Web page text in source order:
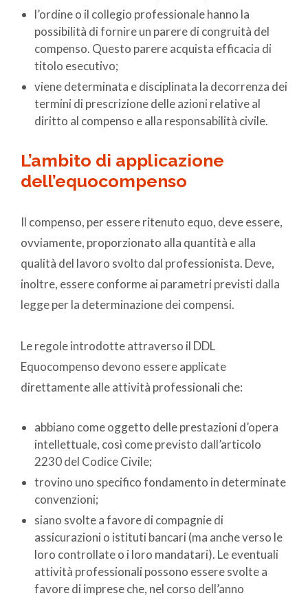
l’ordine o il collegio professionale hanno la
possibilità di fornire un parere di congruità del
compenso. Questo parere acquista efficacia di
titolo esecutivo;
viene determinata e disciplinata la decorrenza dei
termini di prescrizione delle azioni relative al
diritto al compenso e alla responsabilità civile.
L’ambito di applicazione
dell’equocompenso
Il compenso, per essere ritenuto equo, deve essere,
ovviamente, proporzionato alla quantità e alla
qualità del lavoro svolto dal professionista. Deve,
inoltre, essere conforme ai parametri previsti dalla
legge per la determinazione dei compensi.
Le regole introdotte attraverso il DDL
Equocompenso devono essere applicate
direttamente alle attività professionali che:
abbiano come oggetto delle prestazioni d’opera
intellettuale, così come previsto dall’articolo
2230 del Codice Civile;
trovino uno specifico fondamento in determinate
convenzioni;
siano svolte a favore di compagnie di
assicurazioni o istituti bancari (ma anche verso le
loro controllate o i loro mandatari). Le eventuali
attività professionali possono essere svolte a
favore di imprese che, nel corso dell’anno